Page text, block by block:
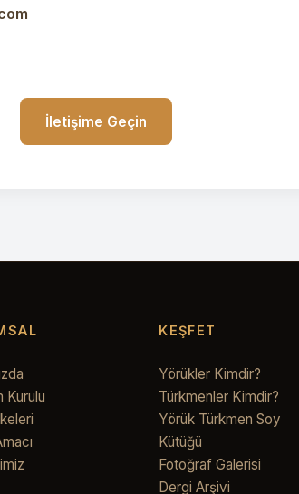
İletişime Geçin
Kurulu
KEŞFET
Yörükler Kimdir?
Türkmenler Kimdir?
Yörük Türkmen Soy
Kütüğü
Fotoğraf Galerisi
Dergi Arşivi